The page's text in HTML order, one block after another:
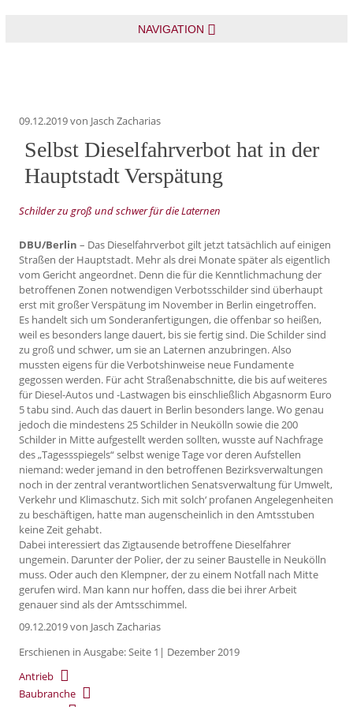
NAVIGATION
09.12.2019von Jasch Zacharias
Selbst Dieselfahrverbot hat in der
Hauptstadt Verspätung
Schilder zu groß und schwer für die Laternen
DBU/Berlin – Das Dieselfahrverbot gilt jetzt tatsächlich auf einigen
Straßen der Hauptstadt. Mehr als drei Monate später als eigentlich
vom Gericht angeordnet. Denn die für die Kenntlichmachung der
betroffenen Zonen notwendigen Verbotsschilder sind überhaupt
erst mit großer Verspätung im November in Berlin eingetroffen.
Es handelt sich um Sonderanfertigungen, die offenbar so heißen,
weil es besonders lange dauert, bis sie fertig sind. Die Schilder sind
zu groß und schwer, um sie an Laternen anzubringen. Also
mussten eigens für die Verbotshinweise neue Fundamente
gegossen werden. Für acht Straßenabschnitte, die bis auf weiteres
für Diesel-Autos und -Lastwagen bis einschließlich Abgasnorm Euro
5 tabu sind. Auch das dauert in Berlin besonders lange. Wo genau
jedoch die mindestens 25 Schilder in Neukölln sowie die 200
Schilder in Mitte aufgestellt werden sollten, wusste auf Nachfrage
des „Tagessspiegels“ selbst wenige Tage vor deren Aufstellen
niemand: weder jemand in den betroffenen Bezirksverwaltungen
noch in der zentral verantwortlichen Senatsverwaltung für Umwelt,
Verkehr und Klimaschutz. Sich mit solch‘ profanen Angelegenheiten
zu beschäftigen, hatte man augenscheinlich in den Amtsstuben
keine Zeit gehabt.
Dabei interessiert das Zigtausende betroffene Dieselfahrer
ungemein. Darunter der Polier, der zu seiner Baustelle in Neukölln
muss. Oder auch den Klempner, der zu einem Notfall nach Mitte
gerufen wird. Man kann nur hoffen, dass die bei ihrer Arbeit
genauer sind als der Amtsschimmel.
09.12.2019von Jasch Zacharias
Erschienen in Ausgabe: Seite 1| Dezember 2019
Antrieb
Baubranche